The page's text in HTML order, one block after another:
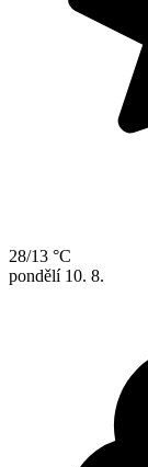
28/13 °C
pondělí 10. 8.